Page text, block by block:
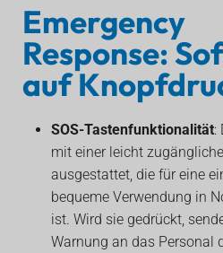
Emergency
Response:
auf
SOS-Tastenfunktionalität:
mit einer leicht
ausgestattet, die für eine
bequeme Verwendung in
ist. Wird sie gedrückt,
Warnung an das Personal